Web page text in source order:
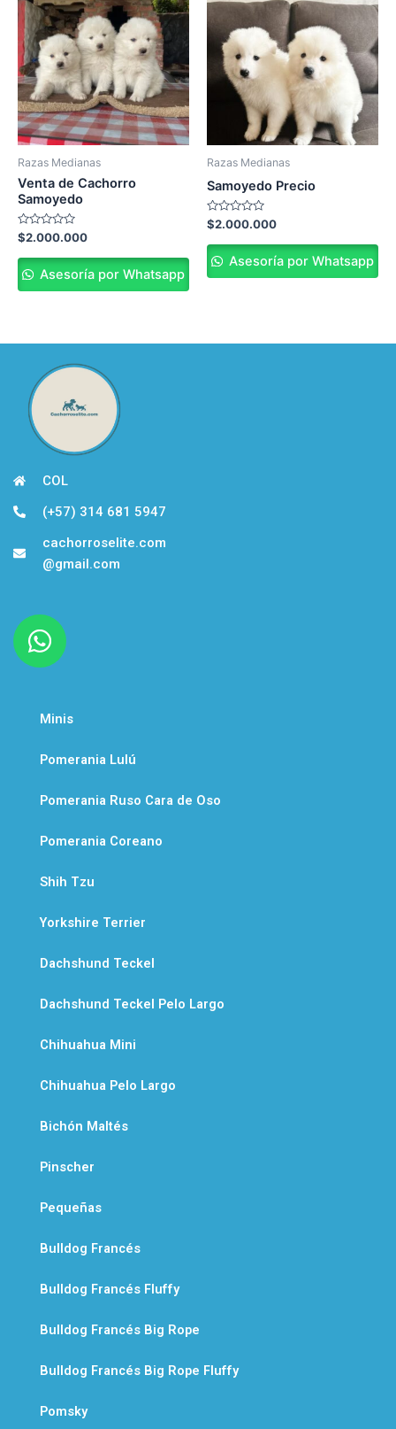
Razas Medianas
Venta de Cachorro
Samoyedo
Valorado
en
0
de
5
$2.000.000
Asesoría por Whatsapp
Razas Medianas
Samoyedo Precio
Valorado
en
0
de
5
$2.000.000
Asesoría por Whatsapp
COL
(+57) 314 681 5947
cachorroselite.com
@gmail.com
W
h
t
s
a
p
p
Minis
Pomerania Lulú
Pomerania Ruso Cara de Oso
Pomerania Coreano
Shih Tzu
Yorkshire Terrier
Dachshund Teckel
Dachshund Teckel Pelo Largo
Chihuahua Mini
Chihuahua Pelo Largo
Bichón Maltés
Pinscher
Pequeñas
Bulldog Francés
Bulldog Francés Fluffy
Bulldog Francés Big Rope
Bulldog Francés Big Rope Fluffy
Pomsky